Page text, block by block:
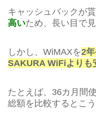
キャッシュバックが
高いため、長い目で
しかし、WiMAXを2
SAKURA WiFiよりも
たとえば、36カ月間
総額を比較するとこう